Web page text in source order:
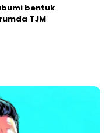
bentuk
TJM